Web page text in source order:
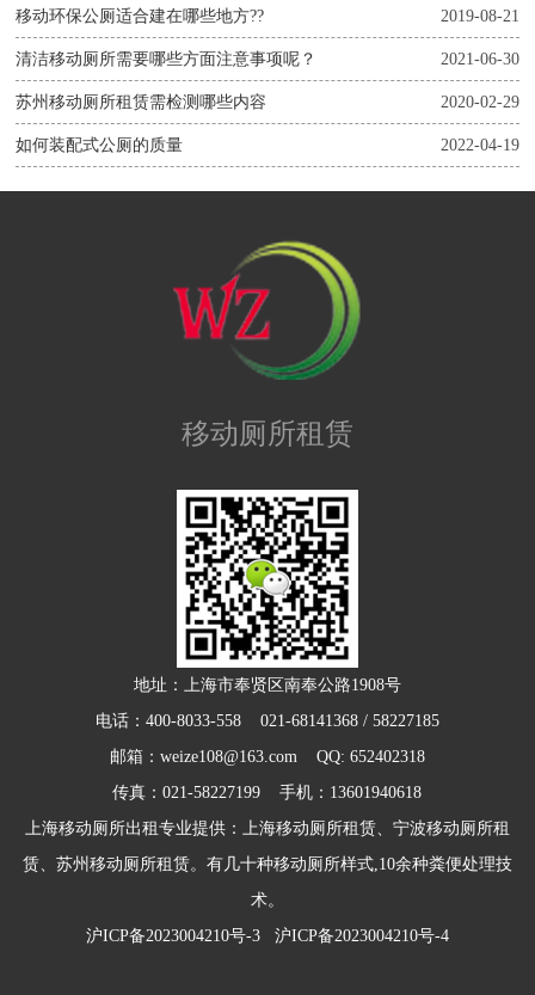
2019-08-21
移动环保公厕适合建在哪些地方??
2021-06-30
清洁移动厕所需要哪些方面注意事项呢？
2020-02-29
苏州移动厕所租赁需检测哪些内容
2022-04-19
如何装配式公厕的质量
移动厕所租赁
地址：上海市奉贤区南奉公路1908号
电话：400-8033-558 021-68141368 / 58227185
邮箱：weize108@163.com QQ: 652402318
传真：021-58227199 手机：13601940618
上海移动厕所出租专业提供：上海移动厕所租赁、宁波移动厕所租
赁、苏州移动厕所租赁。有几十种移动厕所样式,10余种粪便处理技
术。
沪ICP备2023004210号-3
沪ICP备2023004210号-4